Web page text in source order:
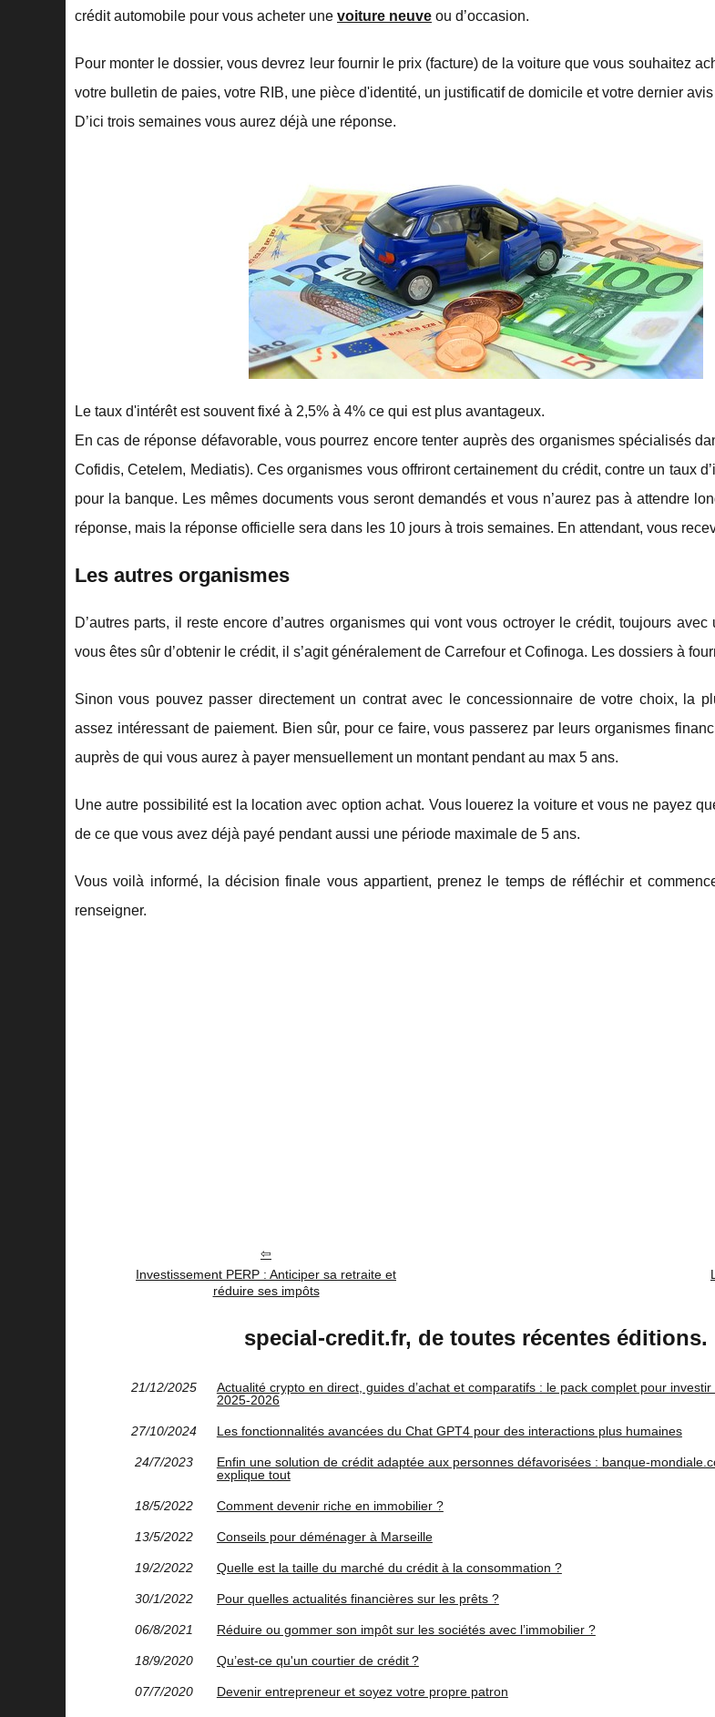
crédit automobile pour vous acheter une voiture neuve ou d’occasion.
Pour monter le dossier, vous devrez leur fournir le prix (facture) de la voiture que vous souhaitez
votre bulletin de paies, votre RIB, une pièce d'identité, un justificatif de domicile et votre dernier
D’ici trois semaines vous aurez déjà une réponse.
Le taux d'intérêt est souvent fixé à 2,5% à 4% ce qui est plus avantageux.
En cas de réponse défavorable, vous pourrez encore tenter auprès des organismes spécialisés
Cofidis, Cetelem, Mediatis). Ces organismes vous offriront certainement du crédit, contre un taux
pour la banque. Les mêmes documents vous seront demandés et vous n’aurez pas à attendre
réponse, mais la réponse officielle sera dans les 10 jours à trois semaines. En attendant, vous
Les autres organismes
D’autres parts, il reste encore d’autres organismes qui vont vous octroyer le crédit, toujours
vous êtes sûr d’obtenir le crédit, il s’agit généralement de Carrefour et Cofinoga. Les dossiers à
Sinon vous pouvez passer directement un contrat avec le concessionnaire de votre choix, la
assez intéressant de paiement. Bien sûr, pour ce faire, vous passerez par leurs organismes
auprès de qui vous aurez à payer mensuellement un montant pendant au max 5 ans.
Une autre possibilité est la location avec option achat. Vous louerez la voiture et vous ne payez
de ce que vous avez déjà payé pendant aussi une période maximale de 5 ans.
Vous voilà informé, la décision finale vous appartient, prenez le temps de réfléchir et
renseigner.
Investissement PERP : Anticiper sa retraite et
réduire ses impôts
special-credit.fr, de toutes récentes éditions.
21/12/2025
Actualité crypto en direct, guides d’achat et comparatifs : le pack complet pour investir
2025‑2026
27/10/2024 Les fonctionnalités avancées du Chat GPT4 pour des interactions plus humaines
24/7/2023
Enfin une solution de crédit adaptée aux personnes défavorisées : banque-
explique tout
18/5/2022 Comment devenir riche en immobilier ?
13/5/2022 Conseils pour déménager à Marseille
19/2/2022 Quelle est la taille du marché du crédit à la consommation ?
30/1/2022 Pour quelles actualités financières sur les prêts ?
06/8/2021 Réduire ou gommer son impôt sur les sociétés avec l’immobilier ?
18/9/2020 Qu’est-ce qu'un courtier de crédit ?
07/7/2020 Devenir entrepreneur et soyez votre propre patron